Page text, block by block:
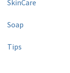
SkinCare
Soap
Tips